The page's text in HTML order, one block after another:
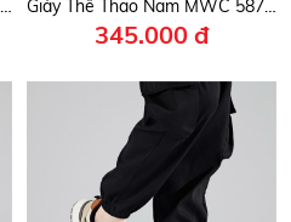
Giày Thể Thao Nam MWC 5855 - Giày Sneaker Nam Đi Học, Đi Chơi, Leo Núi, Chạy Bộ Siêu Bền Đẹp Trẻ Trung, Năng Động. Giày Thể Thao Nam MWC 5871 - Giày Sneaker Nam Cổ Thấp Đi Phượt, Leo Núi, Chạy Bộ, Đi Học, Đi Chơi Bền Đẹp, Thời Trang.
345.000 đ